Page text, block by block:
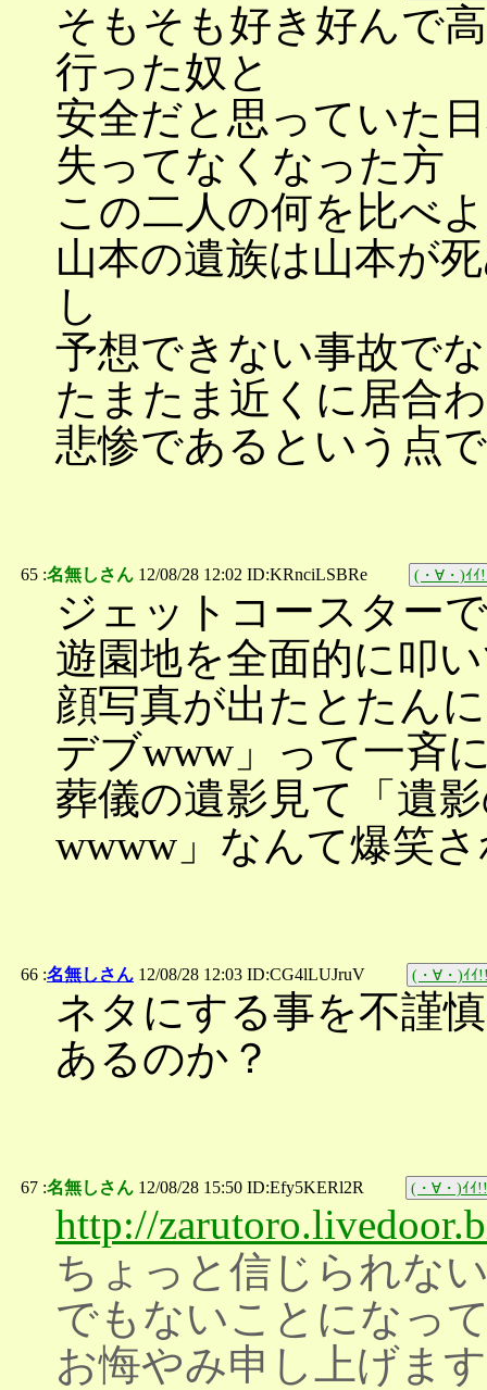
そもそも好き好んで
行った奴と
安全だと思っていた
失ってなくなった方
この二人の何を比べ
山本の遺族は山本が
し
予想できない事故で
たまたま近くに居合
悲惨であるという点
65 :名無しさん 12/08/28 12:02 ID:KRnciLSBRe (・∀・)ｲｲ
ジェットコースター
遊園地を全面的に叩
顔写真が出たとたん
デブwww」って一斉
葬儀の遺影見て「遺
wwww」なんて爆笑
66 :名無しさん 12/08/28 12:03 ID:CG4lLUJruV (・∀・)ｲｲ
ネタにする事を不謹
あるのか？
67 :名無しさん 12/08/28 15:50 ID:Efy5KERl2R (・∀・)ｲｲ!!
http://
ちょっと信じられな
でもないことになっ
お悔やみ申し上げま